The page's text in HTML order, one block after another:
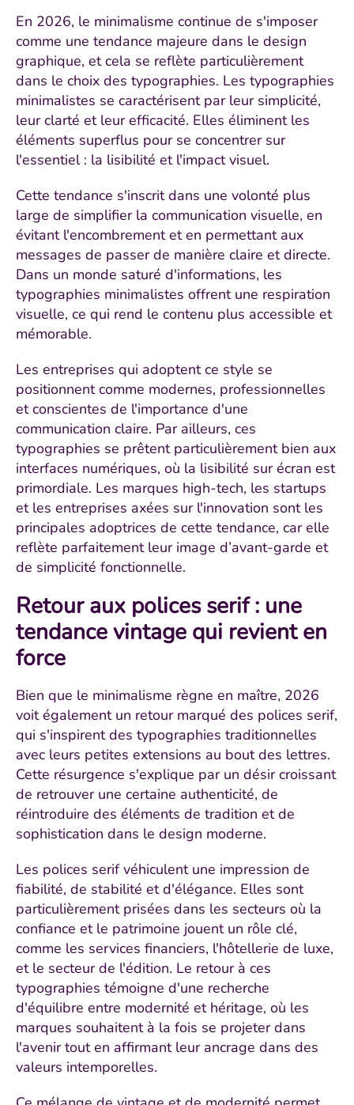
En 2026, le minimalisme continue de s'imposer
comme une tendance majeure dans le design
graphique, et cela se reflète particulièrement
dans le choix des typographies. Les typographies
minimalistes se caractérisent par leur simplicité,
leur clarté et leur efficacité. Elles éliminent les
éléments superflus pour se concentrer sur
l'essentiel : la lisibilité et l'impact visuel.
Cette tendance s'inscrit dans une volonté plus
large de simplifier la communication visuelle, en
évitant l'encombrement et en permettant aux
messages de passer de manière claire et directe.
Dans un monde saturé d'informations, les
typographies minimalistes offrent une respiration
visuelle, ce qui rend le contenu plus accessible et
mémorable.
Les entreprises qui adoptent ce style se
positionnent comme modernes, professionnelles
et conscientes de l'importance d'une
communication claire. Par ailleurs, ces
typographies se prêtent particulièrement bien aux
interfaces numériques, où la lisibilité sur écran est
primordiale. Les marques high-tech, les startups
et les entreprises axées sur l'innovation sont les
principales adoptrices de cette tendance, car elle
reflète parfaitement leur image d’avant-garde et
de simplicité fonctionnelle.
Retour aux polices serif : une
tendance vintage qui revient en
force
Bien que le minimalisme règne en maître, 2026
voit également un retour marqué des polices serif,
qui s'inspirent des typographies traditionnelles
avec leurs petites extensions au bout des lettres.
Cette résurgence s'explique par un désir croissant
de retrouver une certaine authenticité, de
réintroduire des éléments de tradition et de
sophistication dans le design moderne.
Les polices serif véhiculent une impression de
fiabilité, de stabilité et d'élégance. Elles sont
particulièrement prisées dans les secteurs où la
confiance et le patrimoine jouent un rôle clé,
comme les services financiers, l'hôtellerie de luxe,
et le secteur de l'édition. Le retour à ces
typographies témoigne d'une recherche
d'équilibre entre modernité et héritage, où les
marques souhaitent à la fois se projeter dans
l'avenir tout en affirmant leur ancrage dans des
valeurs intemporelles.